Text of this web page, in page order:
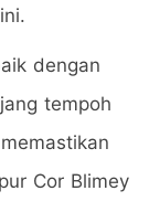
dengan
tempoh
Cor Blimey